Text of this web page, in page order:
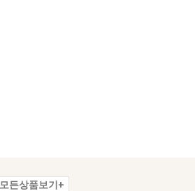
모든상품보기+